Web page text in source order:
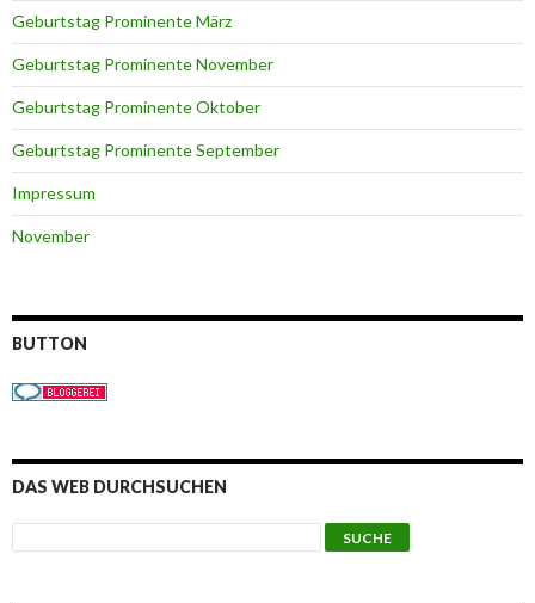
Geburtstag Prominente März
Geburtstag Prominente November
Geburtstag Prominente Oktober
Geburtstag Prominente September
Impressum
November
BUTTON
DAS WEB DURCHSUCHEN